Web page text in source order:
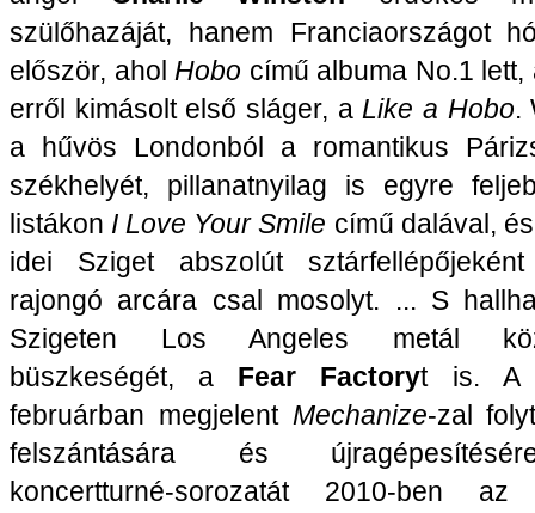
szülőhazáját, hanem Franciaországot
először, ahol Hobo című albuma No.1
erről kimásolt első sláger, aLike a Hobo.
a hűvös Londonból a romantikus
székhelyét, pillanatnyilag is egyre
listákon I Love Your Smile című dalával,
idei Sziget abszolút
rajongó arcára csal mosolyt. ... S
Szigeten Los Angeles metál
büszkeségét, a Fear Factoryt is. A
februárban megjelent Mechanize-zal
felszántására és
koncertturné-sorozatát 2010-ben az